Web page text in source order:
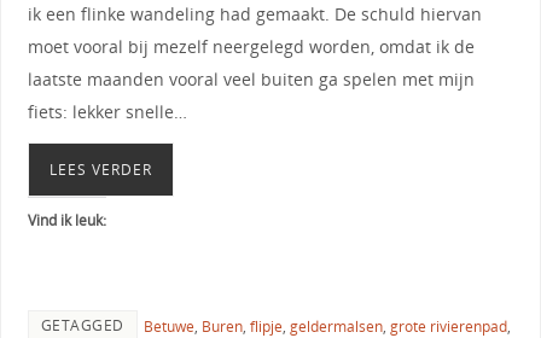
ik een flinke wandeling had gemaakt. De schuld hiervan
moet vooral bij mezelf neergelegd worden, omdat ik de
laatste maanden vooral veel buiten ga spelen met mijn
fiets: lekker snelle…
LEES VERDER
Vind ik leuk:
GETAGGED Betuwe, Buren, flipje, geldermalsen, grote rivierenpad,